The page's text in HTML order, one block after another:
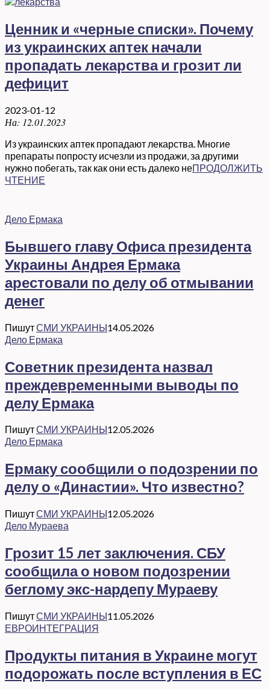
Ценник и «черные списки». Почему
из украинских аптек начали
пропадать лекарства и грозит ли
дефицит
2023-01-12
На: 12.01.2023
Из украинских аптек пропадают лекарства. Многие
препараты попросту исчезли из продажи, за другими
нужно побегать, так как они есть далеко неПРОДОЛЖИТЬ
ЧТЕНИЕ
Дело Ермака
Бывшего главу Офиса президента
Украины Андрея Ермака
арестовали по делу об отмывании
денег
ПишутСМИ УКРАИНЫ14.05.2026
Дело Ермака
Советник президента назвал
преждевременными выводы по
делу Ермака
ПишутСМИ УКРАИНЫ12.05.2026
Дело Ермака
Ермаку сообщили о подозрении по
делу о «Династии». Что известно?
ПишутСМИ УКРАИНЫ12.05.2026
Дело Мураева
Грозит 15 лет заключения. СБУ
сообщила о новом подозрении
беглому экс-нардепу Мураеву
ПишутСМИ УКРАИНЫ11.05.2026
ЕВРОИНТЕГРАЦИЯ
Продукты питания в Украине могут
подорожать после вступления в ЕС